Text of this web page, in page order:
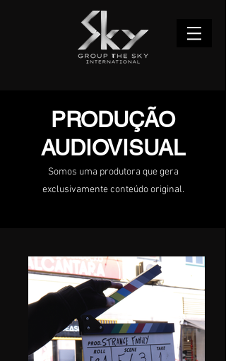
PRODUÇÃO
AUDIOVISUAL
Somos uma produtora que gera
exclusivamente conteúdo original.